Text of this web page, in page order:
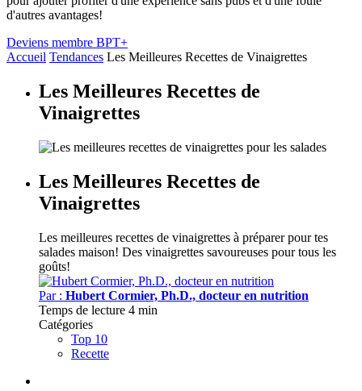
d'autres avantages!
Deviens membre BPT+
Accueil Tendances Les Meilleures Recettes de Vinaigrettes
Les Meilleures Recettes de
Vinaigrettes
Les Meilleures Recettes de
Vinaigrettes
Les meilleures recettes de vinaigrettes à préparer pour tes
salades maison! Des vinaigrettes savoureuses pour tous les
goûts!
Par : Hubert Cormier, Ph.D., docteur en nutrition
Temps de lecture 4 min
Catégories
Top 10
Recette